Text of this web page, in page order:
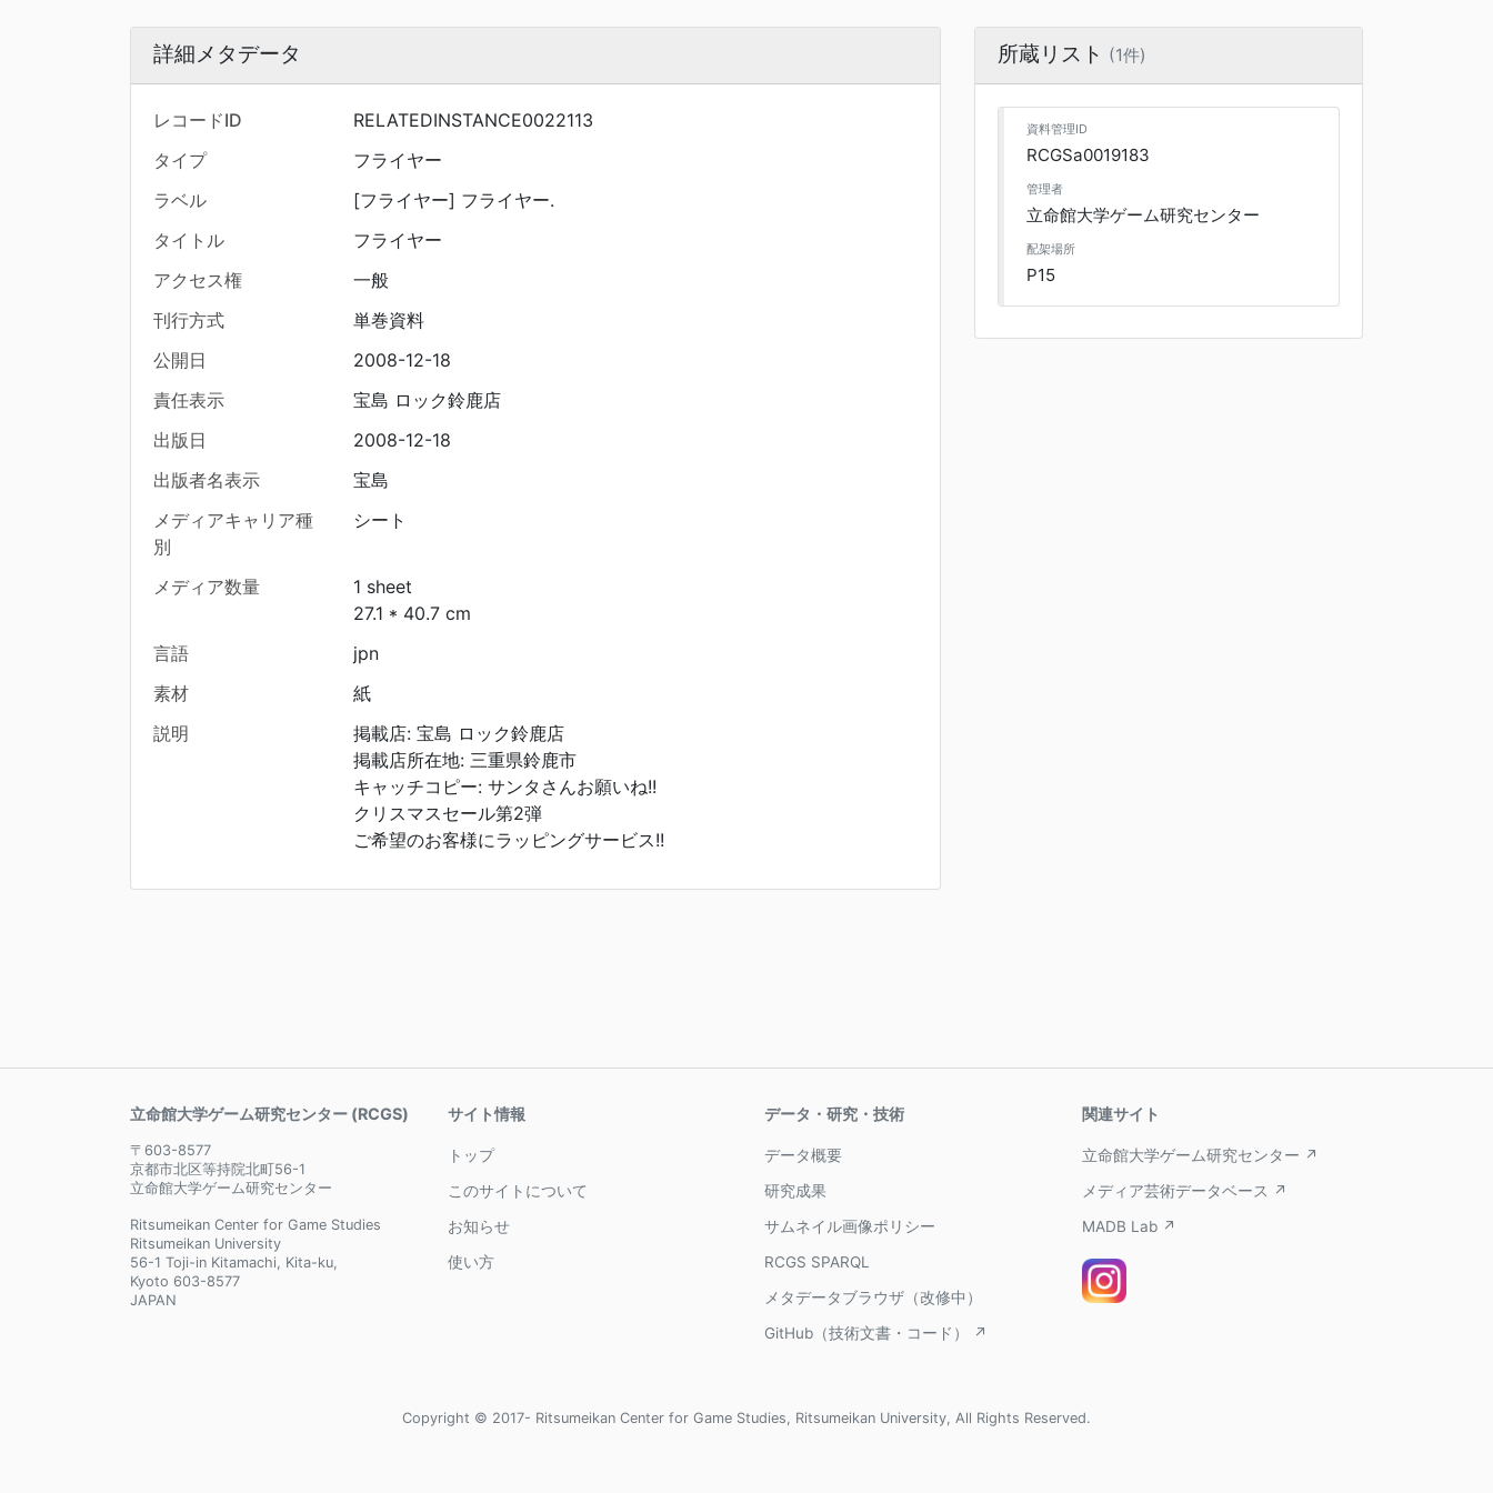
詳細メタデータ
レコードID
RELATEDINSTANCE0022113
タイプ
フライヤー
ラベル
[フライヤー] フライヤー.
タイトル
フライヤー
アクセス権
一般
刊行方式
単巻資料
公開日
2008-12-18
責任表示
宝島 ロック鈴鹿店
出版日
2008-12-18
出版者名表示
宝島
メディアキャリア種
別
シート
メディア数量
1 sheet
27.1 * 40.7 cm
言語
jpn
素材
紙
説明
掲載店: 宝島 ロック鈴鹿店
掲載店所在地: 三重県鈴鹿市
キャッチコピー: サンタさんお願いね!!
クリスマスセール第2弾
ご希望のお客様にラッピングサービス!!
所蔵リスト (1件)
資料管理ID
RCGSa0019183
管理者
立命館大学ゲーム研究センター
配架場所
P15
立命館大学ゲーム研究センター (RCGS)
〒603-8577
京都市北区等持院北町56-1
立命館大学ゲーム研究センター
Ritsumeikan Center for Game Studies
Ritsumeikan University
56-1 Toji-in Kitamachi, Kita-ku,
Kyoto 603-8577
JAPAN
サイト情報
トップ
このサイトについて
お知らせ
使い方
データ・研究・技術
データ概要
研究成果
サムネイル画像ポリシー
RCGS SPARQL
メタデータブラウザ（改修中）
GitHub（技術文書・コード） ↗
関連サイト
立命館大学ゲーム研究センター ↗
メディア芸術データベース ↗
MADB Lab ↗
Copyright © 2017- Ritsumeikan Center for Game Studies, Ritsumeikan University, All Rights Reserved.